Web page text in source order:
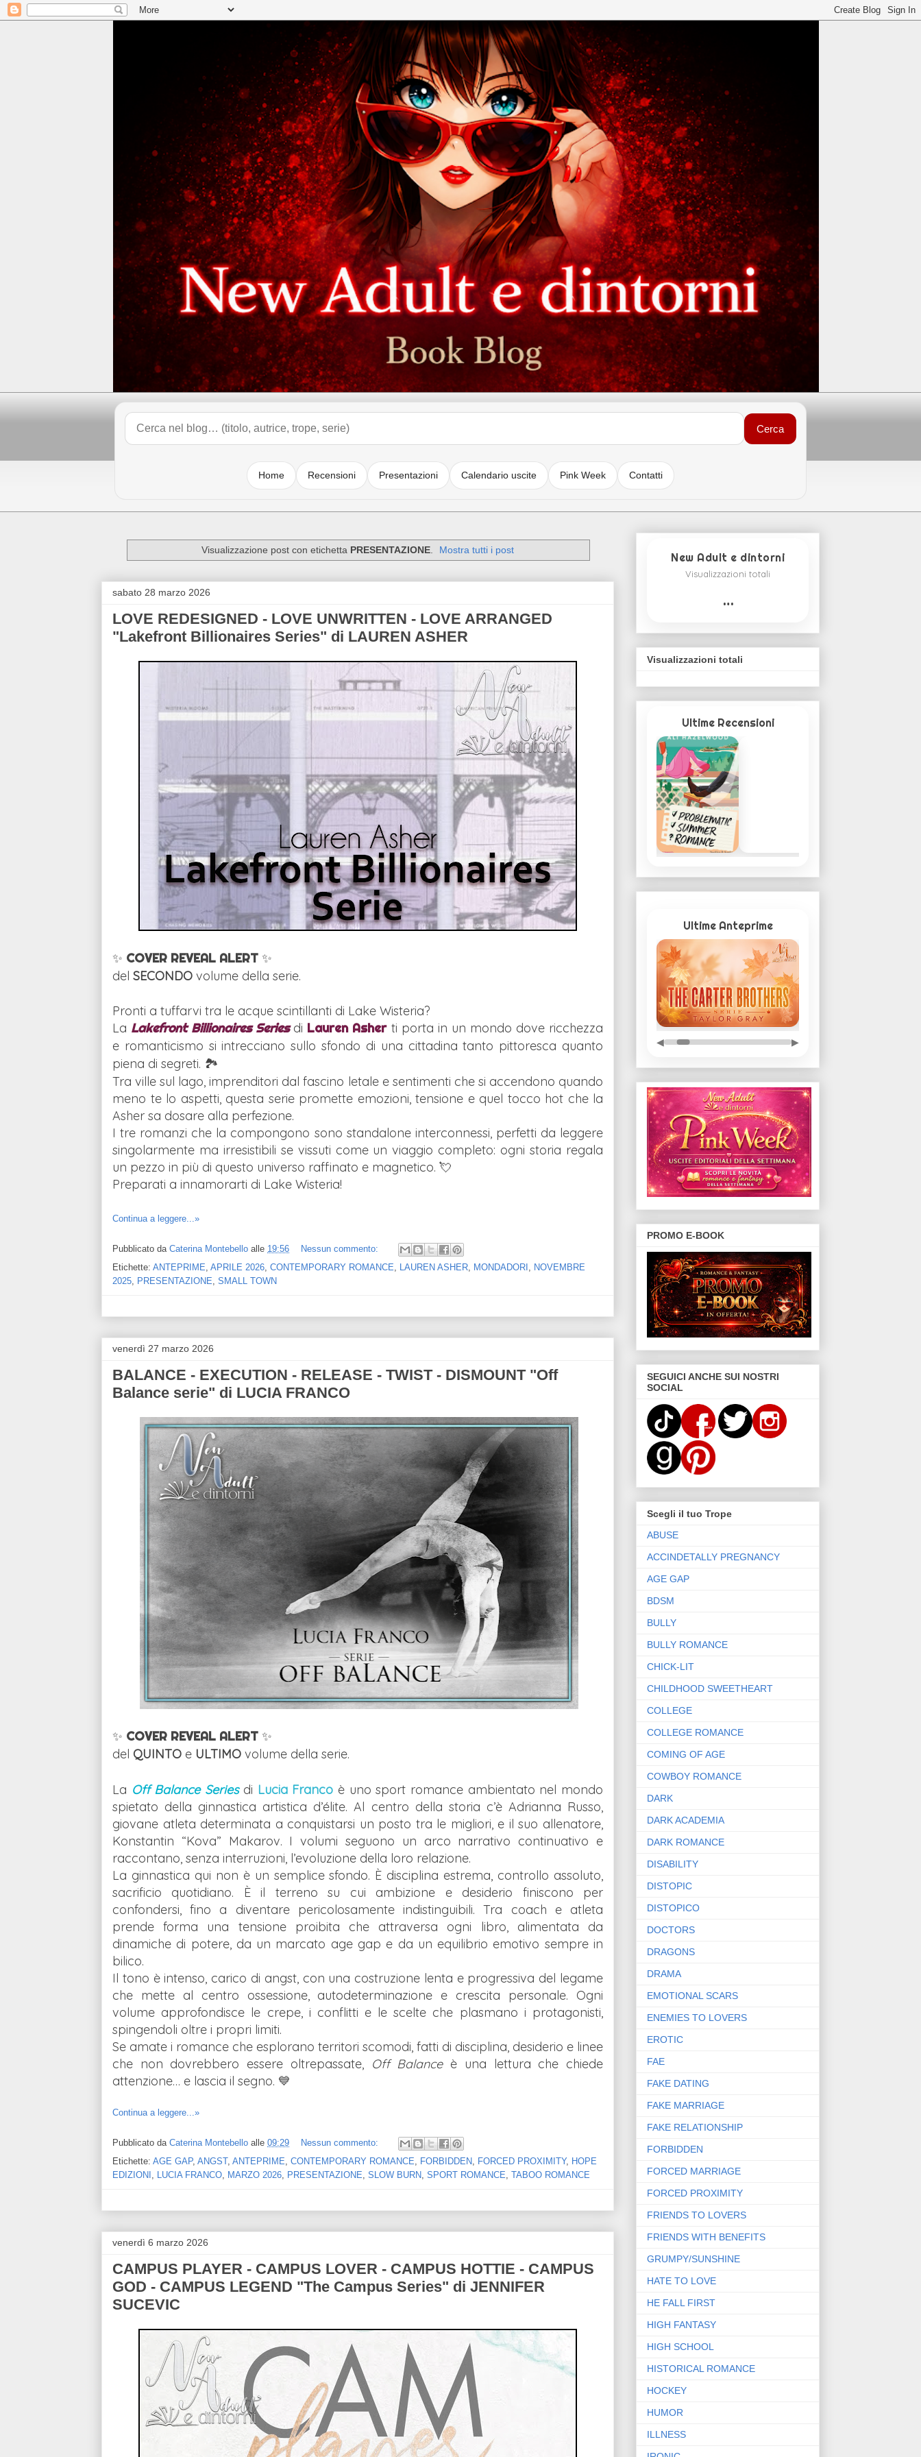
Cerca
Home Recensioni Presentazioni Calendario uscite Pink Week Contatti
Visualizzazione post con etichetta PRESENTAZIONE. Mostra tutti i post
sabato 28 marzo 2026
LOVE REDESIGNED - LOVE UNWRITTEN - LOVE ARRANGED
"Lakefront Billionaires Series" di LAUREN ASHER
✨ COVER REVEAL ALERT ✨
del SECONDO volume della serie.
Pronti a tuffarvi tra le acque scintillanti di Lake Wisteria?
La Lakefront Billionaires Seriesdi Lauren Asherti porta in un mondo dove ricchezza
e romanticismo si intrecciano sullo sfondo di una cittadina tanto pittoresca quanto
piena di segreti. 🏞️
Tra ville sul lago, imprenditori dal fascino letale e sentimenti che si accendono quando
meno te lo aspetti, questa serie promette emozioni, tensione e quel tocco hot che la
Asher sa dosare alla perfezione.
I tre romanzi che la compongono sono standalone interconnessi, perfetti da leggere
singolarmente ma irresistibili se vissuti come un viaggio completo: ogni storia regala
un pezzo in più di questo universo raffinato e magnetico. 💘
Preparati a innamorarti di Lake Wisteria!
Continua a leggere...»
Pubblicato da Caterina Montebello alle 19:56
Nessun commento:
Etichette: ANTEPRIME APRILE 2026 CONTEMPORARY ROMANCE LAUREN ASHER MONDADORI
NOVEMBRE
2025
PRESENTAZIONE SMALL TOWN
venerdì 27 marzo 2026
BALANCE - EXECUTION - RELEASE - TWIST - DISMOUNT "Off
Balance serie" di LUCIA FRANCO
✨ COVER REVEAL ALERT ✨
del QUINTO e ULTIMO volume della serie.
La Off Balance Seriesdi Lucia Franco è uno sport romance ambientato nel mondo
spietato della ginnastica artistica d’élite. Al centro della storia c’è Adrianna Russo,
giovane atleta determinata a conquistarsi un posto tra le migliori, e il suo allenatore,
Konstantin “Kova” Makarov. I volumi seguono un arco narrativo continuativo e
raccontano, senza interruzioni, l’evoluzione della loro relazione.
La ginnastica qui non è un semplice sfondo. È disciplina estrema, controllo assoluto,
sacrificio quotidiano. È il terreno su cui ambizione e desiderio finiscono per
confondersi, fino a diventare pericolosamente indistinguibili. Tra coach e atleta
prende forma una tensione proibita che attraversa ogni libro, alimentata da
dinamiche di potere, da un marcato age gap e da un equilibrio emotivo sempre in
bilico.
Il tono è intenso, carico di angst, con una costruzione lenta e progressiva del legame
che mette al centro ossessione, autodeterminazione e crescita personale. Ogni
volume approfondisce le crepe, i conflitti e le scelte che plasmano i protagonisti,
spingendoli oltre i propri limiti.
Se amate i romance che esplorano territori scomodi, fatti di disciplina, desiderio e linee
che non dovrebbero essere oltrepassate, Off Balance è una lettura che chiede
attenzione… e lascia il segno. 💙
Continua a leggere...»
Pubblicato da Caterina Montebello alle 09:29
Nessun commento:
Etichette: AGE GAP, ANGST, ANTEPRIME CONTEMPORARY ROMANCE FORBIDDEN FORCED PROXIMITY, HOPE
EDIZIONI
LUCIA FRANCO MARZO 2026 PRESENTAZIONE SLOW BURN SPORT ROMANCE TABOO ROMANCE
venerdì 6 marzo 2026
CAMPUS PLAYER - CAMPUS LOVER - CAMPUS HOTTIE - CAMPUS
GOD - CAMPUS LEGEND "The Campus Series" di JENNIFER
SUCEVIC
New Adult e dintorni
Visualizzazioni totali
…
Visualizzazioni totali
Ultime Recensioni
Ultime Anteprime
◀ ▶
PROMO E-BOOK
SEGUICI ANCHE SUI NOSTRI
SOCIAL
Scegli il tuo Trope
ABUSE
ACCINDETALLY PREGNANCY
AGE GAP
BDSM
BULLY
BULLY ROMANCE
CHICK-LIT
CHILDHOOD SWEETHEART
COLLEGE
COLLEGE ROMANCE
COMING OF AGE
COWBOY ROMANCE
DARK
DARK ACADEMIA
DARK ROMANCE
DISABILITY
DISTOPIC
DISTOPICO
DOCTORS
DRAGONS
DRAMA
EMOTIONAL SCARS
ENEMIES TO LOVERS
EROTIC
FAE
FAKE DATING
FAKE MARRIAGE
FAKE RELATIONSHIP
FORBIDDEN
FORCED MARRIAGE
FORCED PROXIMITY
FRIENDS TO LOVERS
FRIENDS WITH BENEFITS
GRUMPY/SUNSHINE
HATE TO LOVE
HE FALL FIRST
HIGH FANTASY
HIGH SCHOOL
HISTORICAL ROMANCE
HOCKEY
HUMOR
ILLNESS